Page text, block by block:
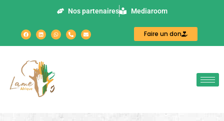
Nos partenaires Mediaroom
Faire un don